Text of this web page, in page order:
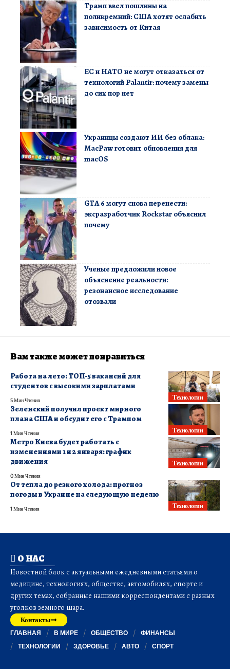
Трамп ввел пошлины на
поликремний: США хотят ослабить
зависимость от Китая
ЕС и НАТО не могут отказаться от
технологий Palantir: почему замены
до сих пор нет
Украинцы создают ИИ без облака:
MacPaw готовит обновления для
macOS
GTA 6 могут снова перенести:
эксразработчик Rockstar объяснил
почему
Ученые предложили новое
объяснение реальности:
резонансное исследование
отозвали
Вам также может понравиться
Технологии
Работа на лето: ТОП-5 вакансий для
студентов с высокими зарплатами
5 Мин Чтения
Технологии
Зеленский получил проект мирного
плана США и обсудит его с Трампом
1 Мин Чтения
Технологии
Метро Киева будет работать с
изменениями 1 и 2 января: график
движения
0 Мин Чтения
Технологии
От тепла до резкого холода: прогноз
погоды в Украине на следующую неделю
1 Мин Чтения
О НАС
Новостной блок с актуальными ежедневными статьями о
медицине, технологиях, обществе, автомобилях, спорте и
других темах, собранные нашими корреспондентами с разных
уголков земного шара.
Контакты
ГЛАВНАЯ В МИРЕ ОБЩЕСТВО
ФИНАНСЫ
ТЕХНОЛОГИИ
ЗДОРОВЬЕ АВТО СПОРТ